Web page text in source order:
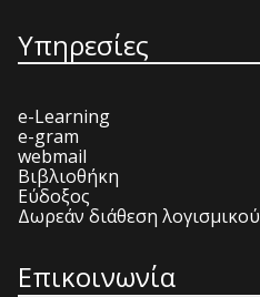
Υπηρεσίες
e-Learning
e-gram
webmail
Βιβλιοθήκη
Εύδοξος
Δωρεάν διάθεση λογισμικού
Επικοινωνία